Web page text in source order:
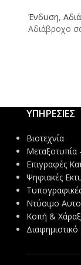
Ένδυση,
Αδιάβροχο
ΥΠΗΡΕΣΙΕΣ
Βιοτεχνία
Μεταξοτυπία
Επιγραφές
Ψηφιακές
Ντύσιμο
Κοπή &